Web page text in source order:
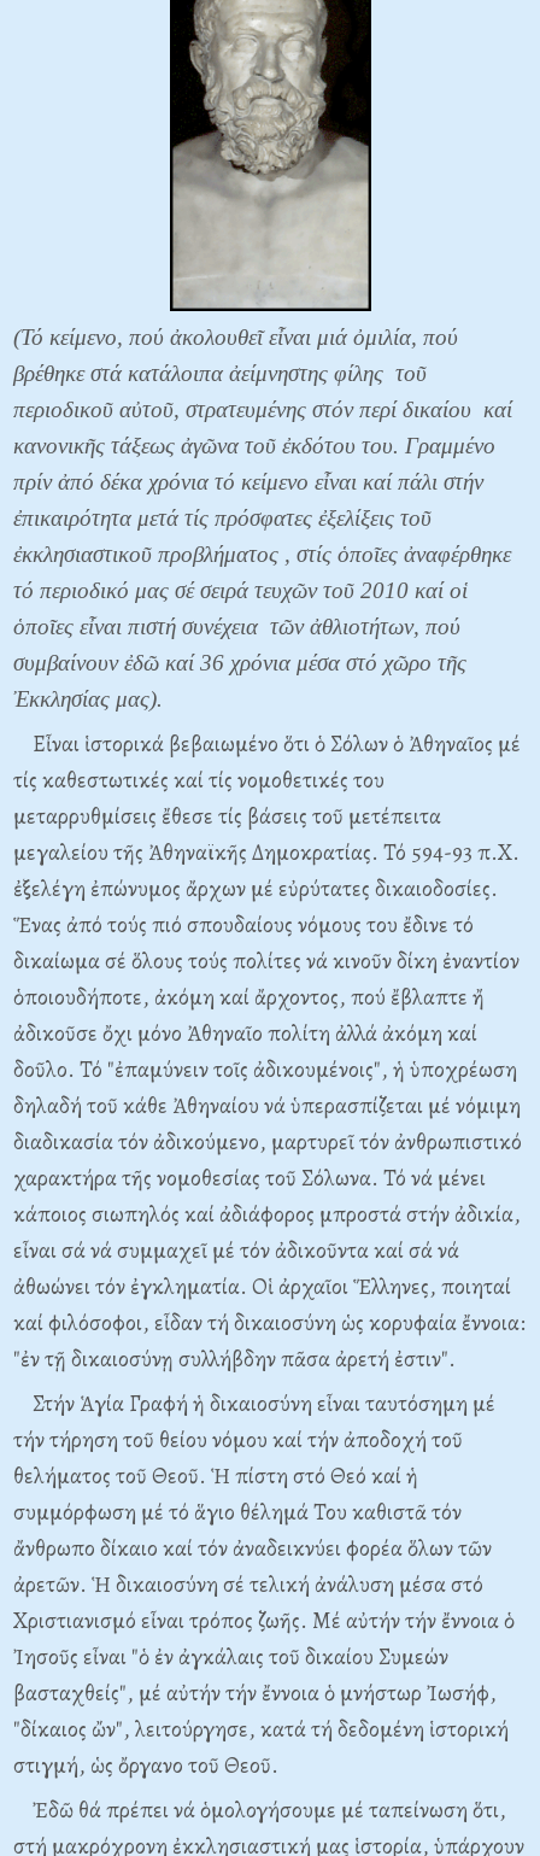
(Τό κείμενο, πού ἀκολουθεῖ εἶναι μιά ὀμιλία, πού
βρέθηκε στά κατάλοιπα ἀείμνηστης φίλης τοῦ
περιοδικοῦ αὐτοῦ, στρατευμένης στόν περί δικαίου καί
κανονικῆς τάξεως ἀγῶνα τοῦ ἐκδότου του. Γραμμένο
πρίν ἀπό δέκα χρόνια τό κείμενο εἶναι καί πάλι στήν
ἐπικαιρότητα μετά τίς πρόσφατες ἐξελίξεις τοῦ
ἐκκλησιαστικοῦ προβλήματος , στίς ὁποῖες ἀναφέρθηκε
τό περιοδικό μας σέ σειρά τευχῶν τοῦ 2010 καί οἱ
ὁποῖες εἶναι πιστή συνέχεια τῶν ἀθλιοτήτων, πού
συμβαίνουν ἐδῶ καί 36 χρόνια μέσα στό χῶρο τῆς
Ἐκκλησίας μας).
Εἶναι ἱστορικά βεβαιωμένο ὅτι ὁ Σόλων ὁ Ἀθηναῖος μέ
τίς καθεστωτικές καί τίς νομοθετικές του
μεταρρυθμίσεις ἔθεσε τίς βάσεις τοῦ μετέπειτα
μεγαλείου τῆς Ἀθηναϊκῆς Δημοκρατίας. Τό 594-93 π.Χ.
ἐξελέγη ἐπώνυμος ἄρχων μέ εὐρύτατες δικαιοδοσίες.
Ἕνας ἀπό τούς πιό σπουδαίους νόμους του ἔδινε τό
δικαίωμα σέ ὅλους τούς πολίτες νά κινοῦν δίκη ἐναντίον
ὁποιουδήποτε, ἀκόμη καί ἄρχοντος, πού ἔβλαπτε ἤ
ἀδικοῦσε ὄχι μόνο Ἀθηναῖο πολίτη ἀλλά ἀκόμη καί
δοῦλο. Τό "ἐπαμύνειν τοῖς ἀδικουμένοις", ἡ ὑποχρέωση
δηλαδή τοῦ κάθε Ἀθηναίου νά ὑπερασπίζεται μέ νόμιμη
διαδικασία τόν ἀδικούμενο, μαρτυρεῖ τόν ἀνθρωπιστικό
χαρακτήρα τῆς νομοθεσίας τοῦ Σόλωνα. Τό νά μένει
κάποιος σιωπηλός καί ἀδιάφορος μπροστά στήν ἀδικία,
εἶναι σά νά συμμαχεῖ μέ τόν ἀδικοῦντα καί σά νά
ἀθωώνει τόν ἐγκληματία. Οἱ ἀρχαῖοι Ἕλληνες, ποιηταί
καί φιλόσοφοι, εἶδαν τή δικαιοσύνη ὡς κορυφαία ἔννοια:
"ἐν τῇ δικαιοσύνῃ συλλήβδην πᾶσα ἀρετή ἐστιν".
Στήν Ἁγία Γραφή ἡ δικαιοσύνη εἶναι ταυτόσημη μέ
τήν τήρηση τοῦ θείου νόμου καί τήν ἀποδοχή τοῦ
θελήματος τοῦ Θεοῦ. Ἡ πίστη στό Θεό καί ἡ
συμμόρφωση μέ τό ἅγιο θέλημά Του καθιστᾶ τόν
ἄνθρωπο δίκαιο καί τόν ἀναδεικνύει φορέα ὅλων τῶν
ἀρετῶν. Ἡ δικαιοσύνη σέ τελική ἀνάλυση μέσα στό
Χριστιανισμό εἶναι τρόπος ζωῆς. Μέ αὐτήν τήν ἔννοια ὁ
Ἰησοῦς εἶναι "ὁ ἐν ἀγκάλαις τοῦ δικαίου Συμεών
βασταχθείς", μέ αὐτήν τήν ἔννοια ὁ μνήστωρ Ἰωσήφ,
"δίκαιος ὤν", λειτούργησε, κατά τή δεδομένη ἱστορική
στιγμή, ὡς ὄργανο τοῦ Θεοῦ.
Ἐδῶ θά πρέπει νά ὁμολογήσουμε μέ ταπείνωση ὅτι,
στή μακρόχρονη ἐκκλησιαστική μας ἱστορία, ὑπάρχουν